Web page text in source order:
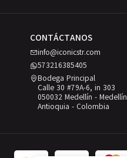
CONTÁCTANOS
info@iconicstr.com
573216385405
Bodega Principal
Calle 30 #79A-6, in 303
050032 Medellín - Medellín
Antioquia - Colombia